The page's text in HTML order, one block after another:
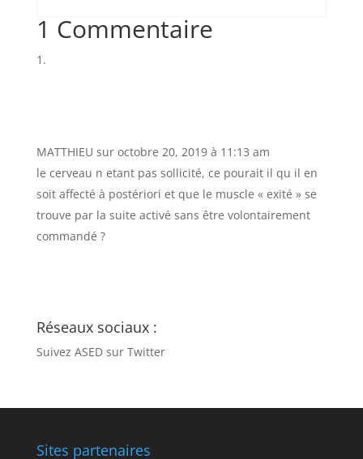
1 Commentaire
MATTHIEU sur octobre 20, 2019 à 11:13 am
le cerveau n etant pas sollicité, ce pourait il qu il en
soit affecté à postériori et que le muscle « exité » se
trouve par la suite activé sans être volontairement
commandé ?
Réseaux sociaux :
Suivez ASED sur Twitter
Sites partenaires